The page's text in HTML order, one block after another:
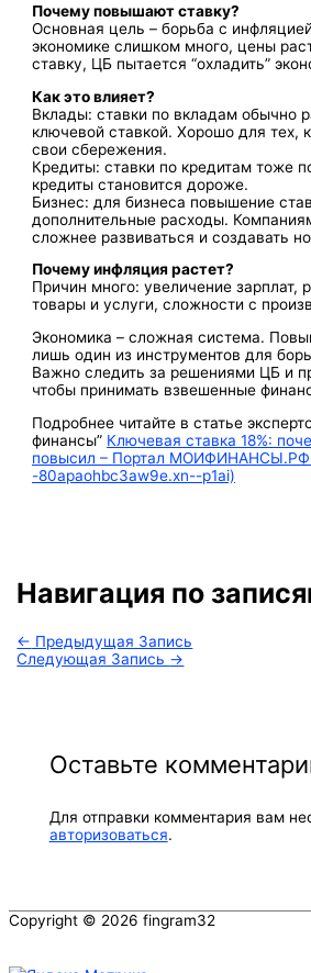
Почему повышают ставку?
Основная цель – борьба с
экономике слишком много, цены
ставку, ЦБ пытается “охладить”
Как это влияет?
Вклады: ставки по вкладам обычно
ключевой ставкой. Хорошо для тех,
свои сбережения.
Кредиты: ставки по кредитам тоже
кредиты становится дороже.
Бизнес: для бизнеса повышение
дополнительные расходы.
сложнее развиваться и создавать
Почему инфляция растет?
Причин много: увеличение зарплат,
товары и услуги, сложности с
Экономика – сложная система.
лишь один из инструментов для
Важно следить за решениями ЦБ и
чтобы принимать взвешенные
Подробнее читайте в статье
финансы” Ключевая ставка 18%:
повысил – Портал МОИФИНАНСЫ.РФ
-80apaohbc3aw9e.xn--p1ai)
Навигация по
← Предыдущая Запись
Следующая Запись →
Оставьте
Для отправки комментария вам
авторизоваться.
Copyright © 2026 fingram32